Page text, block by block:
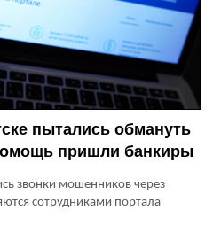
пытались обмануть
пришли банкиры
звонки мошенников через
сотрудниками портала